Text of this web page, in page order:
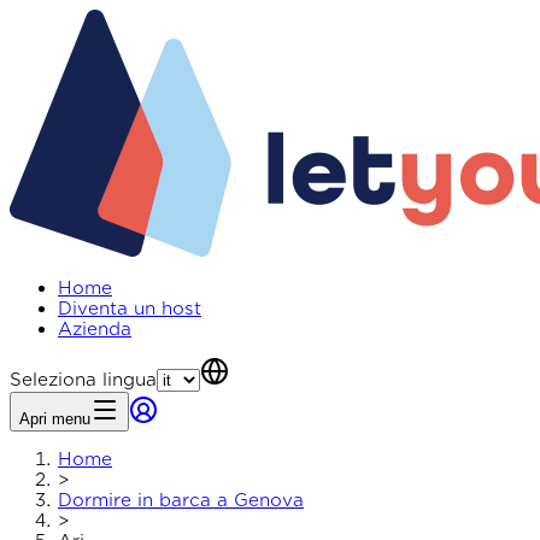
Home
Diventa un host
Azienda
Seleziona lingua
Apri menu
Home
>
Dormire in barca a Genova
>